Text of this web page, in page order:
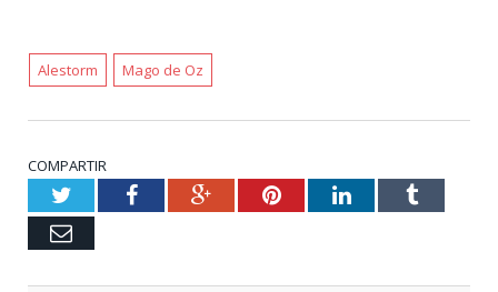
Alestorm Mago de Oz
COMPARTIR
TwitterFacebookGoogle+PinterestLinkedInTumblr
Email